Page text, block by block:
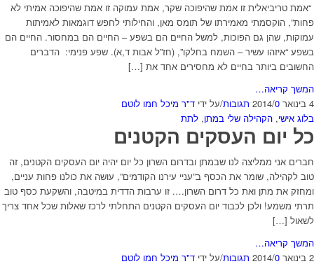
“אמת טריביאלית זו אמת שהיפוכה שקר, אמת עמוקה זו אמת שהיפוכה אמיתי לא
פחות”, הוקסמתי מאמירתו של תומס מאן, והחילותי לחפש דוגמאות לאמיתות
עמוקות, שהן גם הפוכות, למשל החיים הם בשפע – החיים הם במחסור. החיים הם
בשפע “איזהו עשיר – השמח בחלקו”, (חז”ל אבות ד,א). שפע פנימי: הדברים
החשובים ביותר בחיים לא מחסירים אחד את […]
המשך קריאה…
4 בינואר 2014
/0 תגובות /על ידי ד"ר מיכל חמו לוטם
בלוג אישי, הקהילה שלי במתן, לתת
כל יום העסקים הקטנים
חברים אני ממליצה לנו שבמתן ובדרום השרון כל יום יהיה יום העסקים הקטנים, זה
טוב לקהילה, שומר את הכסף ב”עניי עירנו הקודמים”, עושה את כולנו פחות עניים,
ומחזק את מתן ואת כל דרום השרון…. זו ערבות הדדית במיטבה, והשקעת כסף טוב
תרתי משמע! ולכן לכבוד יום העסקים הקטנים התחלתי לרכז שאלות שכל אחד צריך
לשאול […]
המשך קריאה…
2 בינואר 2014
/0 תגובות /על ידי ד"ר מיכל חמו לוטם